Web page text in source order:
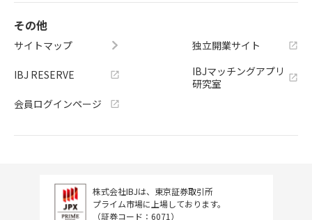
その他
サイトマップ
IBJ RESERVE
会員ログインページ
独立開業サイト
IBJマッチングアプリ
研究室
株式会社IBJは、東京証券取引所
プライム市場に上場しております。
（証券コード：6071）